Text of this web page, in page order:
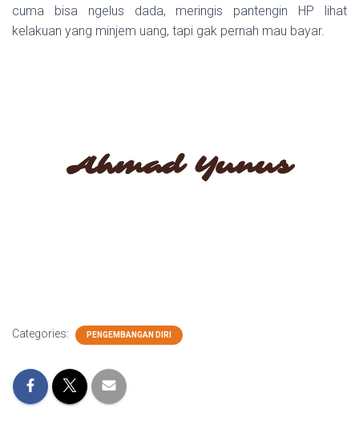
cuma bisa ngelus dada, meringis pantengin HP lihat
kelakuan yang minjem uang, tapi gak pernah mau bayar.
Categories: PENGEMBANGAN DIRI